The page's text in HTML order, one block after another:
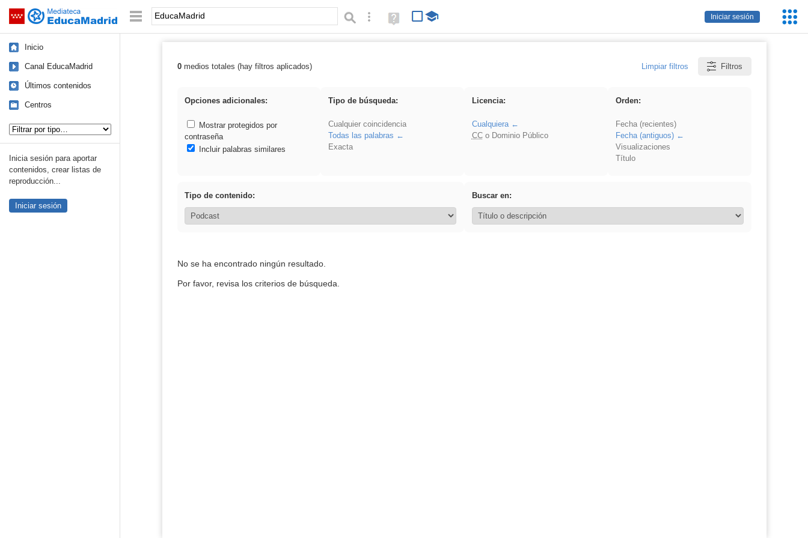
Saltar navegación
Iniciar sesión
Palabra o frase: Búsqueda avanzada
Ayuda
(en
Inicio
Canal EducaMadrid
Últimos contenidos
Centros
Inicia sesión para aportar
contenidos, crear listas de
reproducción...
Iniciar sesión
Resultados de: EducaMadrid
0medios totales (hay filtros aplicados) Limpiar filtros Filtros
Opciones adicionales:
Mostrar protegidos por
contraseña
Incluir palabras similares
Tipo de búsqueda:
Cualquier coincidencia
Todas las palabras
Exacta
Licencia:
Cualquiera
CCo Dominio Público
Orden:
Fecha (recientes)
Fecha (antiguos)
Visualizaciones
Título
Tipo de contenido: Buscar en:
No se ha encontrado ningún resultado.
Por favor, revisa los criterios de búsqueda.